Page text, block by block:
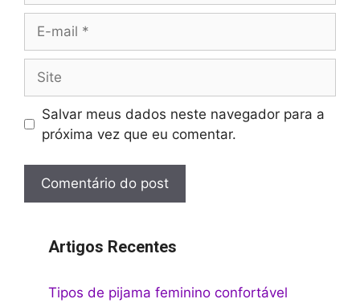
mail
Salvar meus dados neste navegador para a
próxima vez que eu comentar.
Artigos Recentes
Tipos de pijama feminino confortável